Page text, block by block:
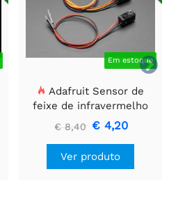

Em estoque
Adafruit Sensor de
feixe de infravermelho
com extremidades de
cabeçalho de fio premium
- LEDs de 5 mm
€ 8,40 € 4,20
Ver produto